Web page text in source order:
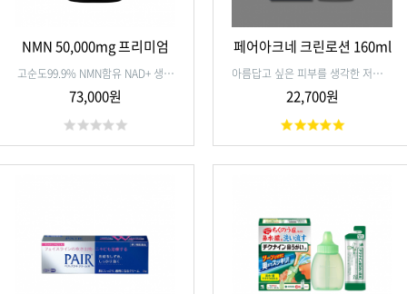
NMN 50,000mg 프리미엄
고순도99.9% NMN함유 NAD+ 생성
촉진 노화 방지·에너지 증진·세포
회복 지원 프리미엄 안티에이징 서플
리먼트
73,000원
페어아크네 크린로션 160ml
아름답고 싶은 피부를 생각한 저자극
성 피부 트러블 여드름 예방 약용 화
장수.
22,700원